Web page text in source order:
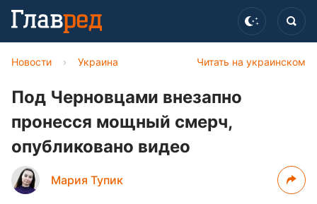
Читать на украинском
Новости › Украина
Под Черновцами внезапно
пронесся мощный смерч,
опубликовано видео
Мария Тупик